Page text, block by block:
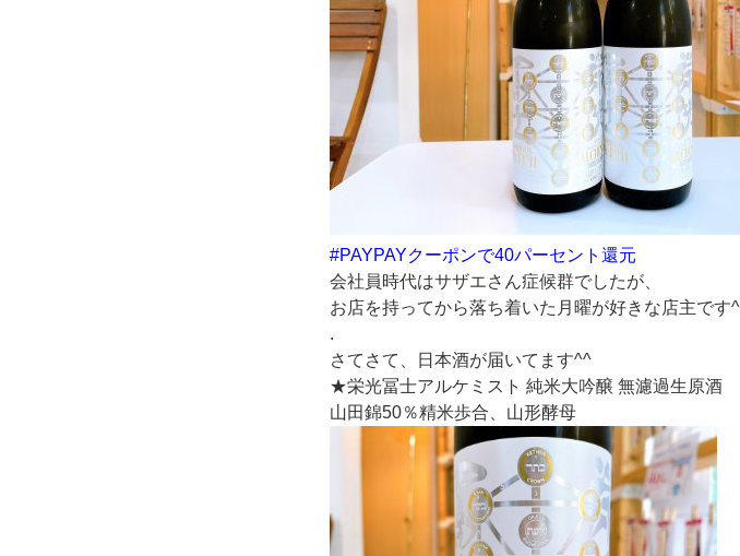
#PAYPAYクーポンで40パーセント還元
会社員時代はサザエさん症候群でしたが、
お店を持ってから落ち着いた月曜が好きな店主です
.
さてさて、日本酒が届いてます^^
★栄光冨士アルケミスト 純米大吟醸 無濾過生原酒
山田錦50％精米歩合、山形酵母